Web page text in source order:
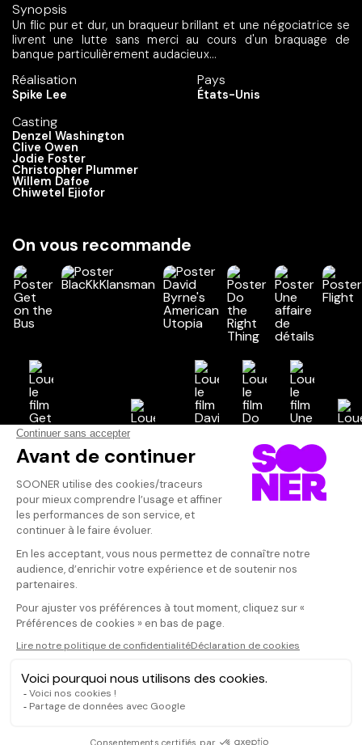
Synopsis
Un flic pur et dur, un braqueur brillant et une négociatrice se
livrent une lutte sans merci au cours d'un braquage de
banque particulièrement audacieux...
Réalisation
Spike Lee
Casting
Denzel Washington
Clive Owen
Jodie Foster
Christopher Plummer
Willem Dafoe
Chiwetel Ejiofor
Pays
États-Unis
On vous recommande
Vos avis
Donnez votre avis
Votre note
Votre commentaire
Il faut vous connecter pour
publier un avis
CONNEXION